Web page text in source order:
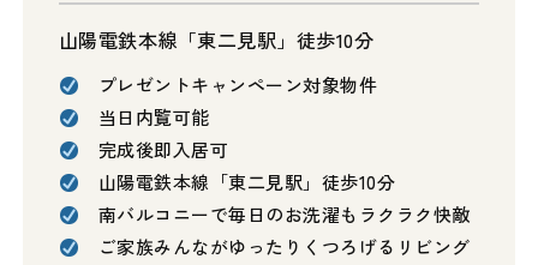
山陽電鉄本線「東二見駅」徒歩10分
プレゼントキャンペーン対象物件
当日内覧可能
完成後即入居可
山陽電鉄本線「東二見駅」徒歩10分
南バルコニーで毎日のお洗濯もラクラク快敵
ご家族みんながゆったりくつろげるリビング